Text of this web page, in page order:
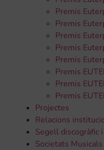
Premis
Premis
Premis
Premis
Premis
Premis
Premis
Premis
Projectes
Relacions
Segell discogràfic
Societats Musicals